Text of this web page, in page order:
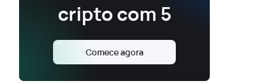
cripto com 5
Comece agora